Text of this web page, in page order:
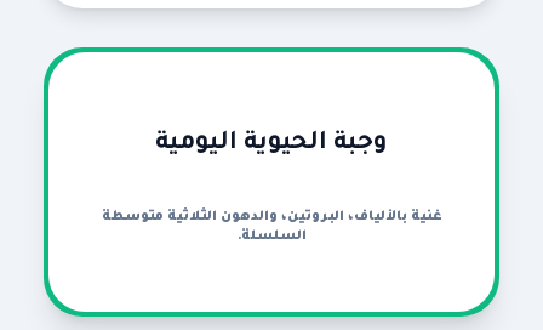
وجبة الحيوية اليومية
غنية بالألياف، البروتين، والدهون الثلاثية متوسطة
السلسلة.